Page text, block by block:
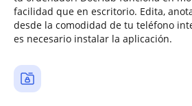
facilidad que en escritorio. Edita,
desde la comodidad de tu teléfono
es necesario instalar la aplicación.